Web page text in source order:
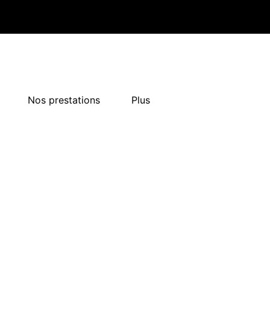
Nos prestations Plus